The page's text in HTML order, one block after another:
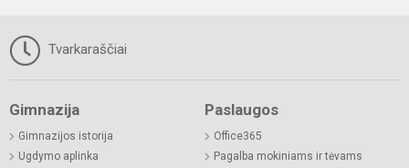
Tvarkaraščiai
Gimnazija
Gimnazijos istorija
Ugdymo aplinka
Paslaugos
Office365
Pagalba mokiniams ir tėvams